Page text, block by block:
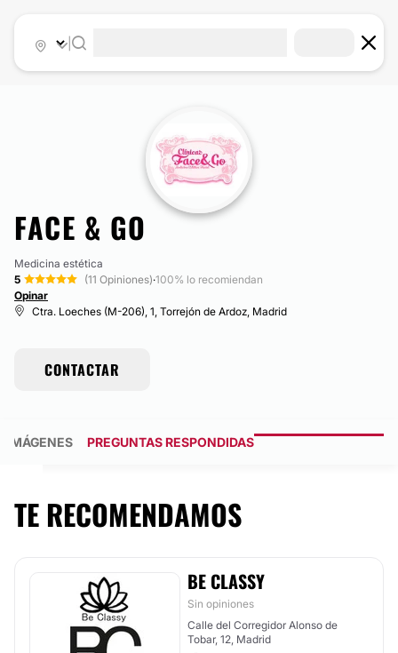
FACE & GO
Medicina estética
5
(11 Opiniones)·100% lo recomiendan
Opinar
Ctra. Loeches (M-206), 1, Torrejón de Ardoz, Madrid
CONTACTAR
IMÁGENES PREGUNTAS RESPONDIDAS
TE RECOMENDAMOS
BE CLASSY
Sin opiniones
Calle del Corregidor Alonso de
Tobar, 12, Madrid